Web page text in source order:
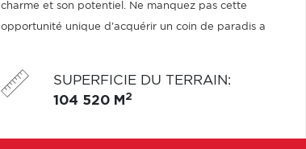
charme et son potentiel. Ne manquez pas cette
opportunité unique d'acquérir un coin de paradis a
SUPERFICIE DU TERRAIN:
104 520 M 2